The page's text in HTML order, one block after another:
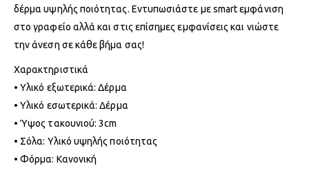
δέρμα υψηλής ποιότητας. Εντυπωσιάστε με smart εμφάνιση
στο γραφείο αλλά και στις επίσημες εμφανίσεις και νιώστε
την άνεση σε κάθε βήμα σας!
Χαρακτηριστικά
• Υλικό εξωτερικά: Δέρμα
• Υλικό εσωτερικά: Δέρμα
• Ύψος τακουνιού: 3cm
• Σόλα: Υλικό υψηλής ποιότητας
• Φόρμα: Κανονική